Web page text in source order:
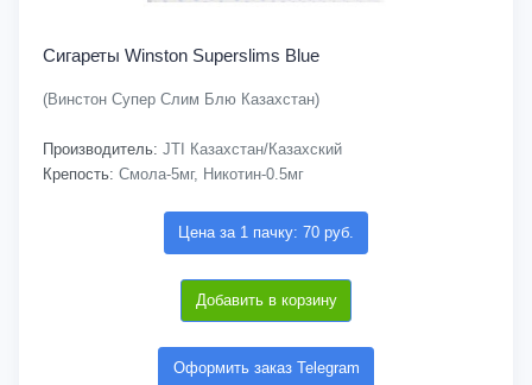
Сигареты Winston Superslims Blue
(Винстон Супер Слим Блю Казахстан)
Производитель: JTI Казахстан/Казахский
Крепость: Смола-5мг, Никотин-0.5мг
Цена за 1 пачку: 70 руб.
Добавить в корзину
Оформить заказ Telegram